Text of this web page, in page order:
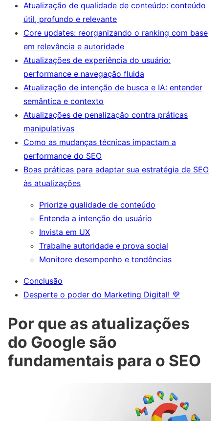
Atualização de qualidade de conteúdo: conteúdo
útil, profundo e relevante
Core updates: reorganizando o ranking com base
em relevância e autoridade
Atualizações de experiência do usuário:
performance e navegação fluida
Atualização de intenção de busca e IA: entender
semântica e contexto
Atualizações de penalização contra práticas
manipulativas
Como as mudanças técnicas impactam a
performance do SEO
Boas práticas para adaptar sua estratégia de SEO
às atualizações
Priorize qualidade de conteúdo
Entenda a intenção do usuário
Invista em UX
Trabalhe autoridade e prova social
Monitore desempenho e tendências
Conclusão
Desperte o poder do Marketing Digital! 💜
Por que as atualizações
do Google são
fundamentais para o SEO